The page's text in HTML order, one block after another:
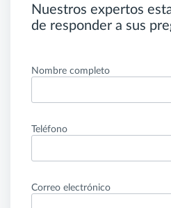
Nuestros expertos
de responder a sus
Nombre completo
Teléfono
Correo electrónico